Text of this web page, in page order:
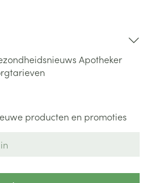
Apotheker
producten en promoties